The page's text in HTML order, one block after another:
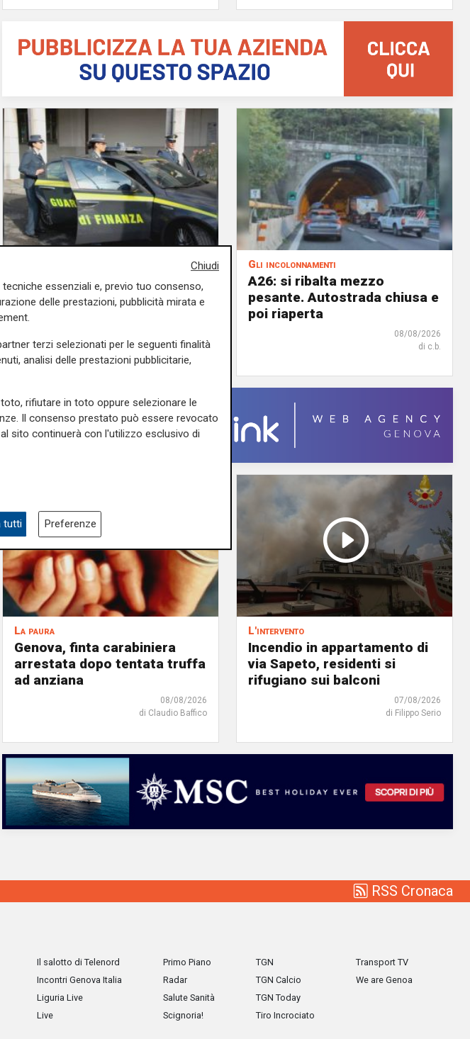
Principe, individuato con
borse contraffatte, minaccia
di lanciarsi nel vuoto
di c.b.
Gli incolonnamenti
A26: si ribalta mezzo
pesante. Autostrada chiusa e
poi riaperta
08/08/2026
di c.b.
La paura
Genova, finta carabiniera
arrestata dopo tentata truffa
ad anziana
08/08/2026
di Claudio Baffico
L'intervento
Incendio in appartamento di
via Sapeto, residenti si
rifugiano sui balconi
07/08/2026
di Filippo Serio
RSS Cronaca
Il salotto di Telenord
Incontri Genova Italia
Liguria Live
Live
Primo Piano
Radar
Salute Sanità
Scignoria!
TGN
TGN Calcio
TGN Today
Tiro Incrociato
Transport TV
We are Genoa
Chiudi
essenziali e, previo tuo consenso,
delle prestazioni, pubblicità mirata e
terzi selezionati per le seguenti finalità
analisi delle prestazioni pubblicitarie,
rifiutare in toto oppure selezionare le
Il consenso prestato può essere revocato
sito continuerà con l'utilizzo esclusivo di
tutti Preferenze